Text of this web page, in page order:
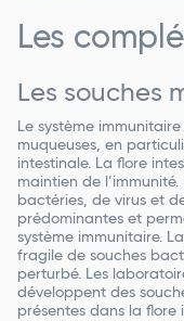
Les
Les souches
Le système
muqueuses, en
intestinale. La flore
maintien de
bactéries, de virus et
prédominantes et
système immunitaire.
fragile de souches
perturbé. Les
développent des
présentes dans la